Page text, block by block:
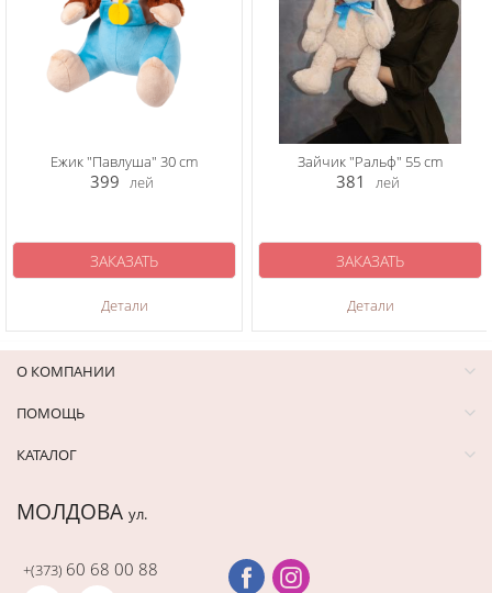
Ежик "Павлуша" 30 cm
399 лей
Детали
ЗАКАЗАТЬ
Зайчик "Ральф" 55 cm
381 лей
Детали
ЗАКАЗАТЬ
О КОМПАНИИ
ПОМОЩЬ
КАТАЛОГ
МОЛДОВА ул.
+(373) 60 68 00 88